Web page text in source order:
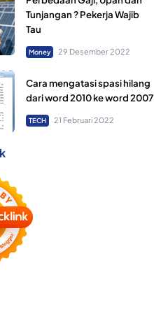
Tunjangan ? Pekerja Wajib
Tau
Money 29 Desember 2022
Cara mengatasi spasi hilang
dari word 2010 ke word 2007
TECH 21 Februari 2022